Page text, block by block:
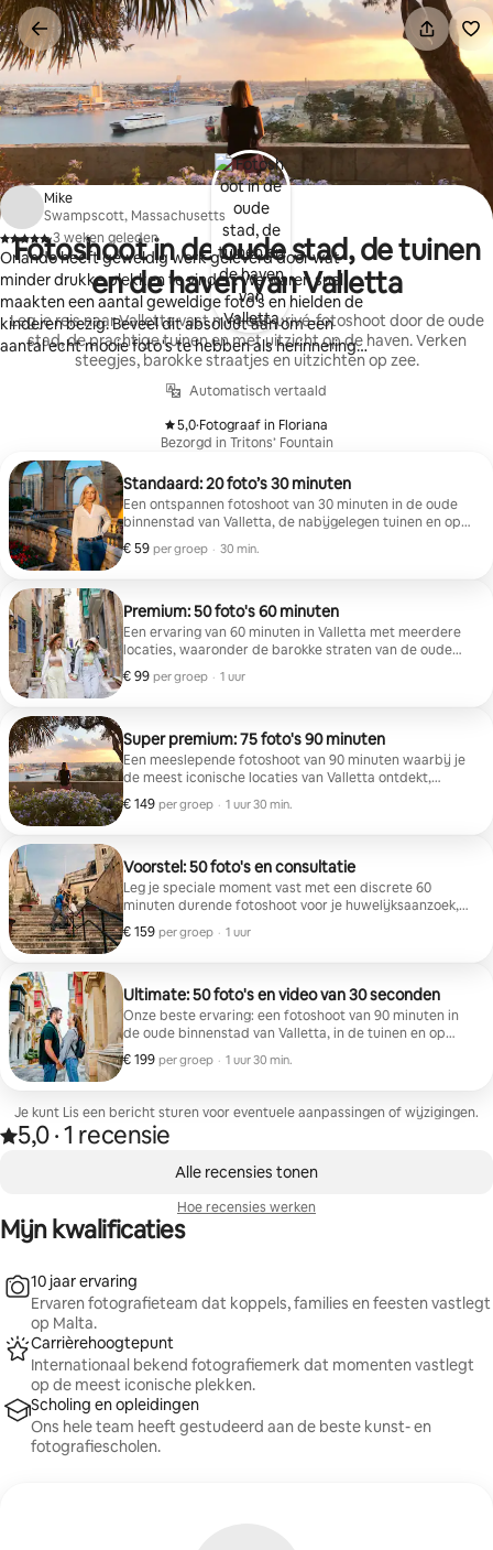
Ga
direct
naar
inhoud
Fotoshoot in de oude stad, de tuinen
en de haven van Valletta
Leg je reis naar Valletta vast met een privé-fotoshoot door de oude
stad, de prachtige tuinen en met uitzicht op de haven. Verken
steegjes, barokke straatjes en uitzichten op zee.
Automatisch vertaald
5,0
, ·Fotograaf in Floriana
Bezorgd in Tritons’ Fountain
Standaard: 20 foto’s 30 minuten
Een ontspannen fotoshoot van 30 minuten in de oude
binnenstad van Valletta, de nabijgelegen tuinen en op
de uitkijkpunten bij de haven. Verken charmante
steegjes, straten van goudkleurige kalksteen en
Inclusief 20 bewerkte foto's.
€ 59 per groep
€ 59 per groep
, · 30 min.
Premium: 50 foto's 60 minuten
Een ervaring van 60 minuten in Valletta met meerdere
locaties, waaronder de barokke straten van de oude
stad, verborgen steegjes, schilderachtige tuinen en
prachtige uitkijkpunten over de Grand Harbour, voor
€ 99 per groep
€ 99 per groep
, · 1 uur
Super premium: 75 foto's 90 minuten
Een meeslepende fotoshoot van 90 minuten waarbij je
de meest iconische locaties van Valletta ontdekt,
waaronder de Upper Barrakka Gardens, historische
straten en verborgen hoekjes. Inclusief tijd om van
€ 149 per groep
€ 149 per groep
, · 1 uur 30 min.
Voorstel: 50 foto's en consultatie
Leg je speciale moment vast met een discrete 60
minuten durende fotoshoot voor je huwelijksaanzoek,
inclusief 50 foto's en een consult voorafgaand aan de
shoot met deskundige begeleiding over locaties, timing
€ 159 per groep
€ 159 per groep
, · 1 uur
Ultimate: 50 foto's en video van 30 seconden
Onze beste ervaring: een fotoshoot van 90 minuten in
de oude binnenstad van Valletta, in de tuinen en op
uitkijkpunten bij de haven. Inclusief creatieve leiding,
extra filmische opnamen en een professioneel
professioneel bewerkte foto's.
€ 199 per groep
€ 199 per groep
, · 1 uur 30 min.
Je kunt Lis een bericht sturen voor eventuele aanpassingen of wijzigingen.
Beoordeeld met 5,0 van vijf sterren, van 1 recensie
5,0
, ·1 recensie
0 van 0 items weergegeven
Mike
Swampscott, Massachusetts
,
·3 weken geleden
Orlando heeft geweldig werk geleverd door wat
minder drukke plekken te vinden. We waren snel,
maakten een aantal geweldige foto's en hielden de
kinderen bezig. Beveel dit absoluut aan om een
aantal echt mooie foto's te hebben als herinnering
Alle recensies tonen
Hoe recensies werken
Mijn kwalificaties
10 jaar ervaring
Ervaren fotografieteam dat koppels, families en feesten vastlegt
op Malta.
Carrièrehoogtepunt
Internationaal bekend fotografiemerk dat momenten vastlegt
op de meest iconische plekken.
Scholing en opleidingen
Ons hele team heeft gestudeerd aan de beste kunst- en
fotografiescholen.